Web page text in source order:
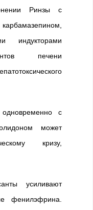
Ринзы с
индукторами
печени
с
может
кризу,
усиливают
фенилэфрина.